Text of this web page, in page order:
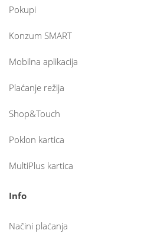
Pokupi
Konzum SMART
Mobilna aplikacija
Plaćanje režija
Shop&Touch
Poklon kartica
MultiPlus kartica
Info
Načini plaćanja